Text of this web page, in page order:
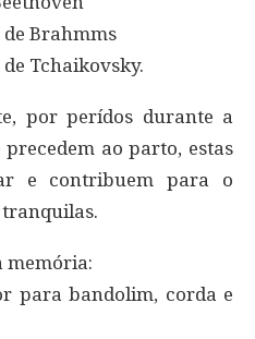
Brahmms
Tchaikovsky.
por perídos durante a
ao parto, estas
e contribuem para o
memória:
para bandolim, corda e